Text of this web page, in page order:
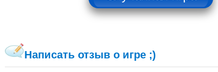
Написать отзыв о игре ;)